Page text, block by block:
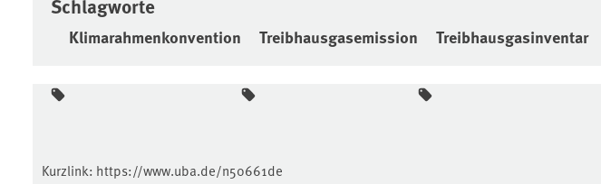
Klimarahmenkonvention Treibhausgasemission Treibhausgasinventar
Kurzlink: https://www.uba.de/n50661de